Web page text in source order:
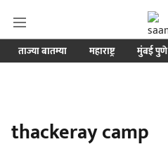
ताज्या बातम्या महाराष्ट्र मुंबई पुणे
thackeray camp